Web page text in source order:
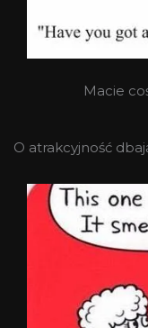
Macie
O atrakcyjność